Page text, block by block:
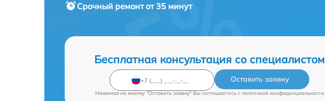
Срочный ремонтот 35 минут
Бесплатная консультация со специалистом
Оставить заявку
Нажимая на кнопку "Оставить заявку" Вы соглашаетесь c политикой конфиденциальности